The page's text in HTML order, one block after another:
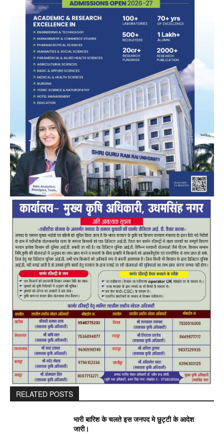
RELATED POSTS
भारी बारिश के चलते इस जनपद मे छुट्टी के आदेश
जारी।